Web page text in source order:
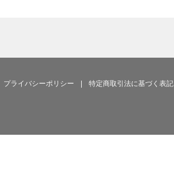
プライバシーポリシー 特定商取引法に基づく表記